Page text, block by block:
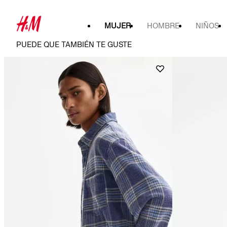
MUJER HOMBRE NIÑOS
PUEDE QUE TAMBIÉN TE GUSTE